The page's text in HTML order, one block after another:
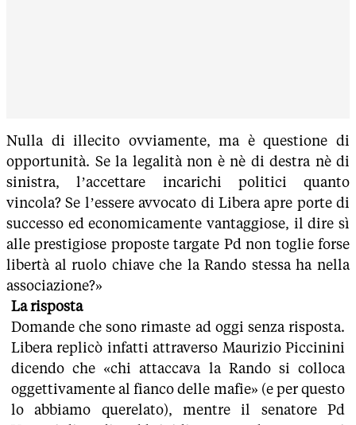
Nulla di illecito ovviamente, ma è questione di
opportunità. Se la legalità non è nè di destra nè di
sinistra, l’accettare incarichi politici quanto
vincola? Se l’essere avvocato di Libera apre porte di
successo ed economicamente vantaggiose, il dire sì
alle prestigiose proposte targate Pd non toglie forse
libertà al ruolo chiave che la Rando stessa ha nella
associazione?»
La risposta
Domande che sono rimaste ad oggi senza risposta.
Libera replicò infatti attraverso Maurizio Piccinini
dicendo che «chi attaccava la Rando si colloca
oggettivamente al fianco delle mafie» (e per questo
lo abbiamo querelato), mentre il senatore Pd